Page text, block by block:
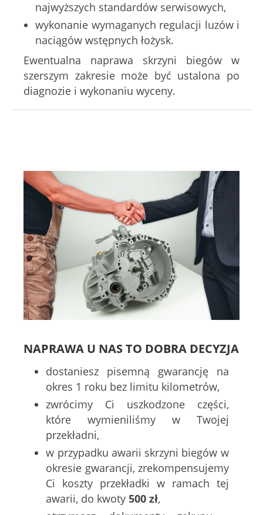
najwyższych standardów serwisowych,
wykonanie wymaganych regulacji luzów i
naciągów wstępnych łożysk.
Ewentualna naprawa skrzyni biegów w
szerszym zakresie może być ustalona po
diagnozie i wykonaniu wyceny.
NAPRAWA U NAS TO DOBRA DECYZJA
dostaniesz pisemną gwarancję na
okres 1 roku bez limitu kilometrów,
zwrócimy Ci uszkodzone części,
które wymieniliśmy w Twojej
przekładni,
w przypadku awarii skrzyni biegów w
okresie gwarancji, zrekompensujemy
Ci koszty przekładki w ramach tej
awarii, do kwoty500 zł,